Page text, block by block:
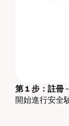
第 1 步：註冊
開始進行安全